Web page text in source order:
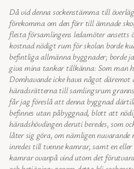
Då vid denna sockenstämma till
förekomma om den förr till ämnade
flesta församlingens ledamöter ansetts
kostnad nödigt rum för skolan borde
befintliga allmänna byggnader; borde
giva mina tankar tillkänna: Som man
Domhavande icke hava något däremot
häradsrätterna till samlingsrum
får jag föreslå att denna byggnad
befinnes utan påbyggnad, blott att
häradshövdingen deruti beredes, som
låter sig göra, om nämligen nuvarande
inredes till tvenne kamrar, samt en
kamrar ovanpå vind utom det